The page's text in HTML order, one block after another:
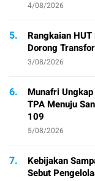
4/08/2026
5.
Rangkaian
Dorong
3/08/2026
6.
Munafri
TPA Menuju
109
5/08/2026
7.
Kebijakan
Sebut